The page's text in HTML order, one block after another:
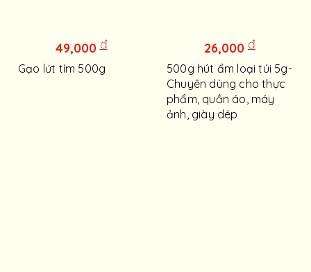
49,000 đ
Gạo lứt tím 500g
26,000 đ
500g hút ẩm loại túi 5g-
Chuyên dùng cho thực
phẩm, quần áo, máy
ảnh, giày dép